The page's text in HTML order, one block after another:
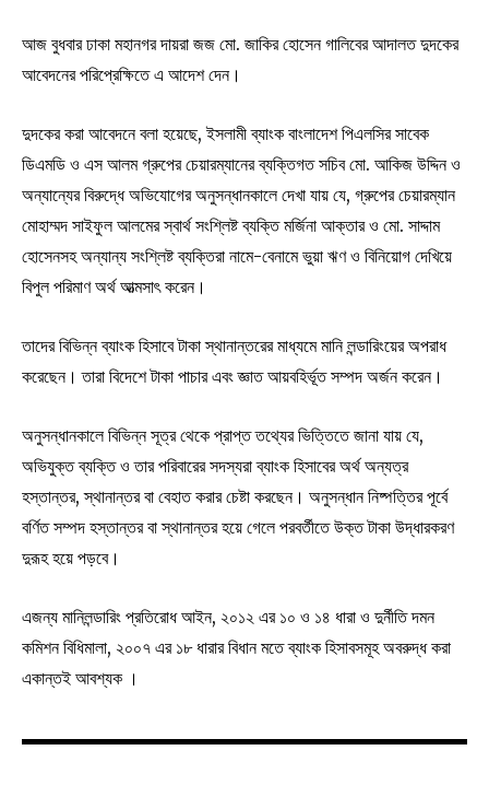
আজ বুধবার ঢাকা মহানগর দায়রা জজ মো. জাকির হোসেন গালিবের আদালত দুদকের
আবেদনের পরিপ্রেক্ষিতে এ আদেশ দেন।
দুদকের করা আবেদনে বলা হয়েছে, ইসলামী ব্যাংক বাংলাদেশ পিএলসির সাবেক
ডিএমডি ও এস আলম গ্রুপের চেয়ারম্যানের ব্যক্তিগত সচিব মো. আকিজ উদ্দিন ও
অন্যান্যের বিরুদ্ধে অভিযোগের অনুসন্ধানকালে দেখা যায় যে, গ্রুপের চেয়ারম্যান
মোহাম্মদ সাইফুল আলমের স্বার্থ সংশ্লিষ্ট ব্যক্তি মর্জিনা আক্তার ও মো. সাদ্দাম
হোসেনসহ অন্যান্য সংশ্লিষ্ট ব্যক্তিরা নামে-বেনামে ভুয়া ঋণ ও বিনিয়োগ দেখিয়ে
বিপুল পরিমাণ অর্থ আত্মসাৎ করেন।
তাদের বিভিন্ন ব্যাংক হিসাবে টাকা স্থানান্তরের মাধ্যমে মানি লন্ডারিংয়ের অপরাধ
করেছেন। তারা বিদেশে টাকা পাচার এবং জ্ঞাত আয়বহির্ভূত সম্পদ অর্জন করেন।
অনুসন্ধানকালে বিভিন্ন সূত্র থেকে প্রাপ্ত তথ্যের ভিত্তিতে জানা যায় যে,
অভিযুক্ত ব্যক্তি ও তার পরিবারের সদস্যরা ব্যাংক হিসাবের অর্থ অন্যত্র
হস্তান্তর, স্থানান্তর বা বেহাত করার চেষ্টা করছেন। অনুসন্ধান নিষ্পত্তির পূর্বে
বর্ণিত সম্পদ হস্তান্তর বা স্থানান্তর হয়ে গেলে পরবর্তীতে উক্ত টাকা উদ্ধারকরণ
দুরূহ হয়ে পড়বে।
এজন্য মানিলন্ডারিং প্রতিরোধ আইন, ২০১২ এর ১০ ও ১৪ ধারা ও দুর্নীতি দমন
কমিশন বিধিমালা, ২০০৭ এর ১৮ ধারার বিধান মতে ব্যাংক হিসাবসমূহ অবরুদ্ধ করা
একান্তই আবশ্যক ।